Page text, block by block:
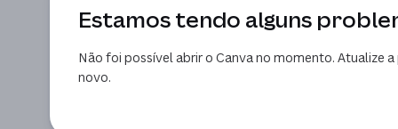
Estamos tendo alguns
Não foi possível abrir o Canva no momento. Atualize
novo.